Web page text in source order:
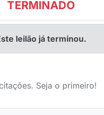
TERMINADO
leilão já terminou.
Seja o primeiro!